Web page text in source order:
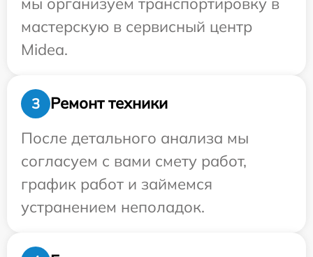
мастерскую в сервисный центр
Midea.
3
Ремонт техники
После детального анализа мы
согласуем с вами смету работ,
график работ и займемся
устранением неполадок.